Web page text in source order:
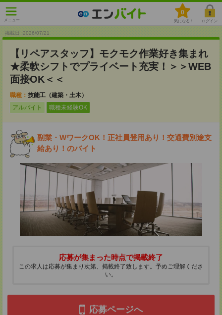
メニュー
0
気になる！ ログイン
掲載日 :2026/07/21
【リペアスタッフ】モクモク作業好き集まれ
★柔軟シフトでプライベート充実！＞＞WEB
面接OK＜＜
職種： 技能工（建築・土木）
アルバイト
職種未経験OK
副業・WワークOK！正社員登用あり！交通費別途支
給あり！のバイト
応募が集まった時点で掲載終了
この求人は応募が集まり次第、掲載終了致します。予めご理解くださ
い。
応募ページへ